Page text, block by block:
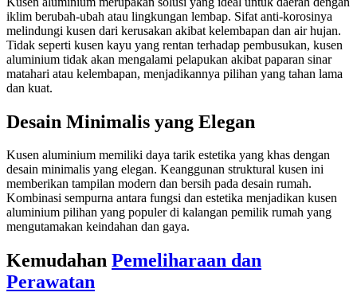
iklim berubah-ubah atau lingkungan lembap. Sifat anti-korosinya
melindungi kusen dari kerusakan akibat kelembapan dan air hujan.
Tidak seperti kusen kayu yang rentan terhadap pembusukan, kusen
aluminium tidak akan mengalami pelapukan akibat paparan sinar
matahari atau kelembapan, menjadikannya pilihan yang tahan lama
dan kuat.
Desain Minimalis yang Elegan
Kusen aluminium memiliki daya tarik estetika yang khas dengan
desain minimalis yang elegan. Keanggunan struktural kusen ini
memberikan tampilan modern dan bersih pada desain rumah.
Kombinasi sempurna antara fungsi dan estetika menjadikan kusen
aluminium pilihan yang populer di kalangan pemilik rumah yang
mengutamakan keindahan dan gaya.
Kemudahan Pemeliharaan dan
Perawatan